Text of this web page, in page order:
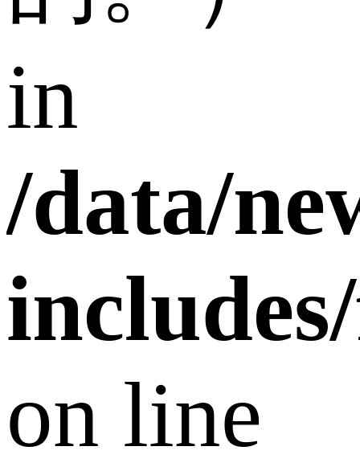
in
/data/
on line